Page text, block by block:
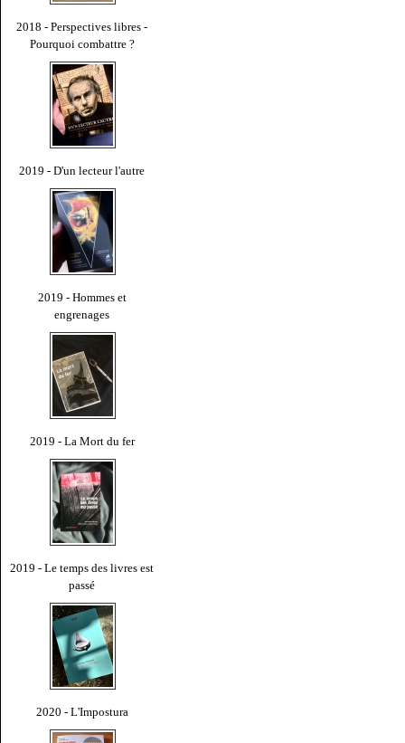
2018 - Perspectives libres -
Pourquoi combattre ?
2019 - D'un lecteur l'autre
2019 - Hommes et
engrenages
2019 - La Mort du fer
2019 - Le temps des livres est
passé
2020 - L'Impostura